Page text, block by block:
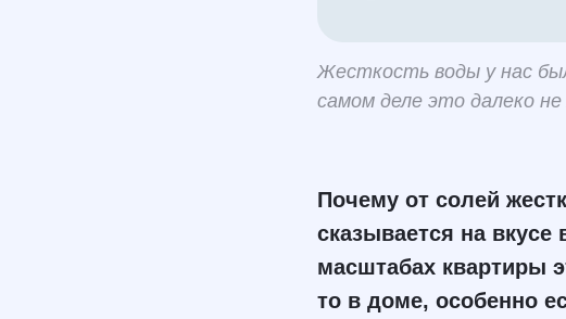
Жесткость воды у нас
самом деле это далеко
Почему от солей
сказывается на
масштабах квартиры
то в доме, особенно